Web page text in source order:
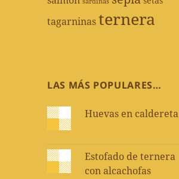
tagarninasternera
LAS MÁS POPULARES…
Huevas en caldereta
Estofado de ternera
con alcachofas